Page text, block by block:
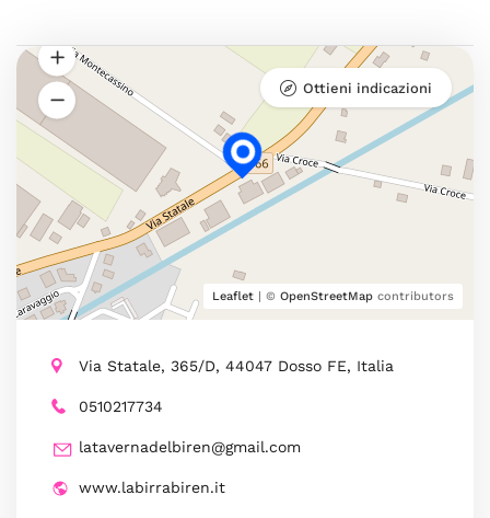
Leaflet | © OpenStreetMap contributors
Ottieni indicazioni
Via Statale, 365/D, 44047 Dosso FE, Italia
0510217734
latavernadelbiren@gmail.com
www.labirrabiren.it